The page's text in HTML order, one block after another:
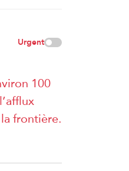
Urgent
100
frontière.